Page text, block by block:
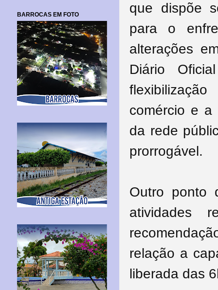
que dispõe
para o
alterações
Diário
comércio e a
da rede
prorrogável.
Outro ponto
atividades
relação a
liberada das
BARROCAS EM FOTO